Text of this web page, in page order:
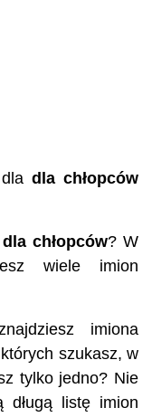
dla dla chłopców
dla chłopców? W
wiele imion
imiona
szukasz, w
tylko jedno? Nie
długą listę imion